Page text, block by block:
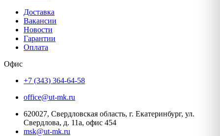
Доставка
Вакансии
Новости
Гарантии
Оплата
Офис
+7 (343) 364-64-58
office@ut-mk.ru
620027, Свердловская область, г. Екатеринбург, ул.
Свердлова, д. 11а, офис 454
msk@ut-mk.ru